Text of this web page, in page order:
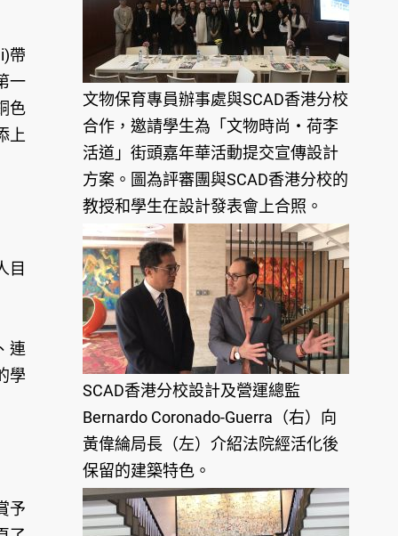
帶
一
色
上
目
連
學
予
文物保育專員辦事處與SCAD香港分校
合作，邀請學生為「文物時尚‧荷李
活道」街頭嘉年華活動提交宣傳設計
方案。圖為評審團與SCAD香港分校的
教授和學生在設計發表會上合照。
SCAD香港分校設計及營運總監
Bernardo Coronado-Guerra（右）向
黃偉綸局長（左）介紹法院經活化後
保留的建築特色。